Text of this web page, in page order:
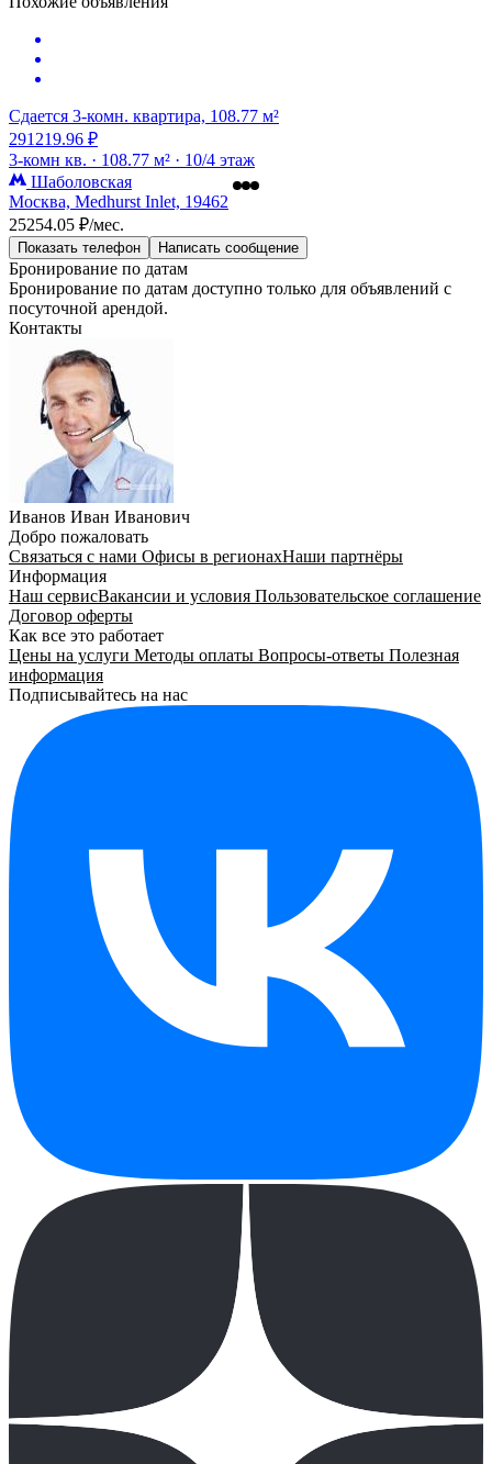
Сдается 3-комн. квартира, 108.77 м²
291219.96 ₽
3-комн кв. · 108.77 м² · 10/4 этаж
Шаболовская
Москва, Medhurst Inlet, 19462
25254.05 ₽/мес.
Показать телефон Написать сообщение
Бронирование по датам
Бронирование по датам доступно только для объявлений с
посуточной арендой.
Контакты
Иванов Иван Иванович
Добро пожаловать
Связаться с нами Офисы в регионахНаши партнёры
Информация
Наш сервисВакансии и условия Пользовательское соглашение
Договор оферты
Как все это работает
Цены на услуги Методы оплаты Вопросы-ответы Полезная
информация
Подписывайтесь на нас